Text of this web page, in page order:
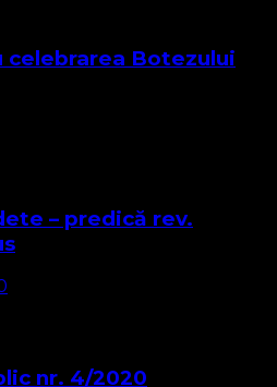
celebrarea Botezului
– predică rev.
nr. 4/2020